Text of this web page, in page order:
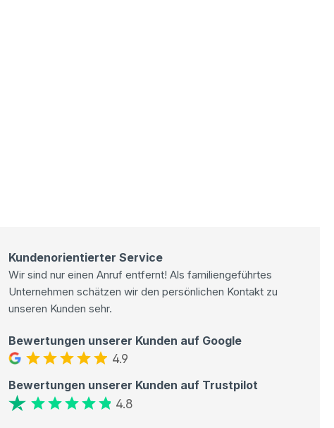
Kundenorientierter Service
Wir sind nur einen Anruf entfernt! Als familiengeführtes
Unternehmen schätzen wir den persönlichen Kontakt zu
unseren Kunden sehr.
Bewertungen unserer Kunden auf Google
4.9
Bewertungen unserer Kunden auf Trustpilot
4.8